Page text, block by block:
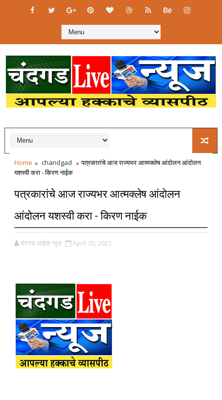
Home chandgad
पत्रकारांचे आज राज्यभर आत्मक्लेष आंदोलन आंदोलन
यशस्वी करा - किरण नाईक
पत्रकारांचे आज राज्यभर आत्मक्लेष आंदोलन
आंदोलन यशस्वी करा - किरण नाईक
चंदगड लाईव्ह न्युज April 30, 2021